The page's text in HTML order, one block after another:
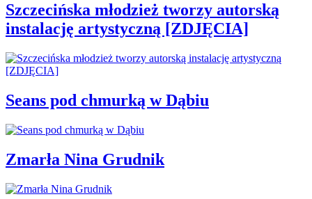
Szczecińska młodzież tworzy autorską
instalację artystyczną [ZDJĘCIA]
Seans pod chmurką w Dąbiu
Zmarła Nina Grudnik